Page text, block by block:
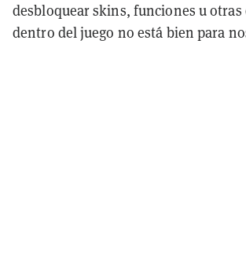
desbloquear skins, funciones u otras
dentro del juego no está bien para